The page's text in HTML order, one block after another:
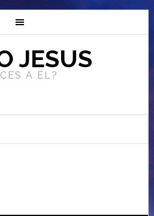
JESUS
A ÉL?